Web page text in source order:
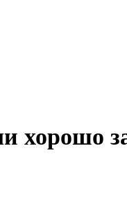
хорошо